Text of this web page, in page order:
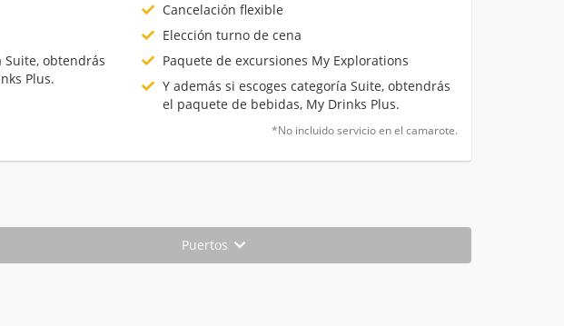
Suite, obtendrás
Plus.
Cancelación flexible
Elección turno de cena
Paquete de excursiones My Explorations
Y además si escoges categoría Suite, obtendrás
el paquete de bebidas, My Drinks Plus.
*No incluido servicio en el camarote.
Puertos